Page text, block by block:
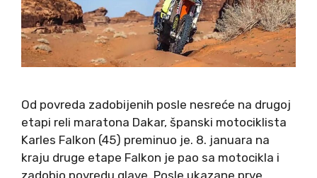
Od povreda zadobijenih posle nesreće na drugoj
etapi reli maratona Dakar, španski motociklista
Karles Falkon (45) preminuo je. 8. januara na
kraju druge etape Falkon je pao sa motocikla i
zadobio povredu glave. Posle ukazane prve